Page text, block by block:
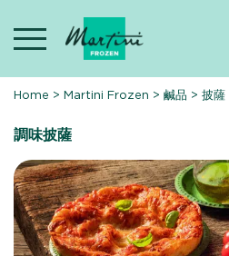
content
Home >Martini Frozen >鹹品 >披薩
調味披薩